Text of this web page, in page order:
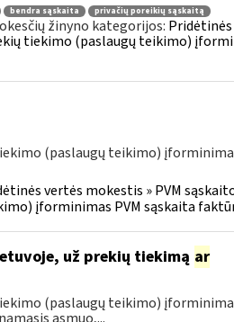
bendra sąskaita
privačių poreikių sąskaitą
žinyno kategorijos:
tiekimo (paslaugų teikimo)
(paslaugų teikimo)
vertės mokestis » PVM
įforminimas PVM sąskaita
už prekių tiekimą ar
(paslaugų teikimo)